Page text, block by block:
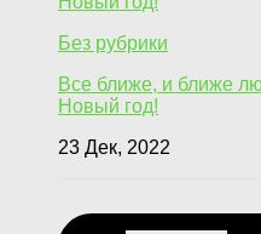
Без рубрики
Все ближе, и ближе
Новый год!
23 Дек, 2022